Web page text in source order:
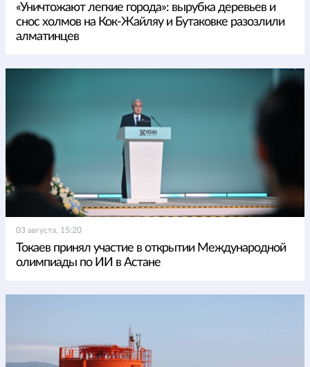
«Уничтожают легкие города»: вырубка деревьев и
снос холмов на Кок-Жайляу и Бутаковке разозлили
алматинцев
03 августа, 15:20
Токаев принял участие в открытии Международной
олимпиады по ИИ в Астане